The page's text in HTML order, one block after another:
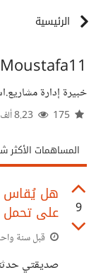
الرئيسية
خبيرة إدارة
المساهمات الأكثر
9
هل يُقاس
على تحمل
قبل سنة
صديقتي